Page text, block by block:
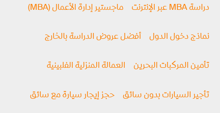
دراسة MBA عبر الإنترنت ماجستير إدارة الأعمال (MBA)
نماذج دخول الدول أفضل عروض الدراسة بالخارج
تأمين المركبات البحرين العمالة المنزلية الفلبينية
تأجير السيارات بدون سائق حجز إيجار سيارة مع سائق